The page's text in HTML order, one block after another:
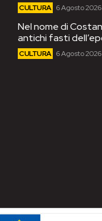
CULTURA 6 Agosto 2026
Nel nome di
antichi fasti
CULTURA 6 Agosto 2026